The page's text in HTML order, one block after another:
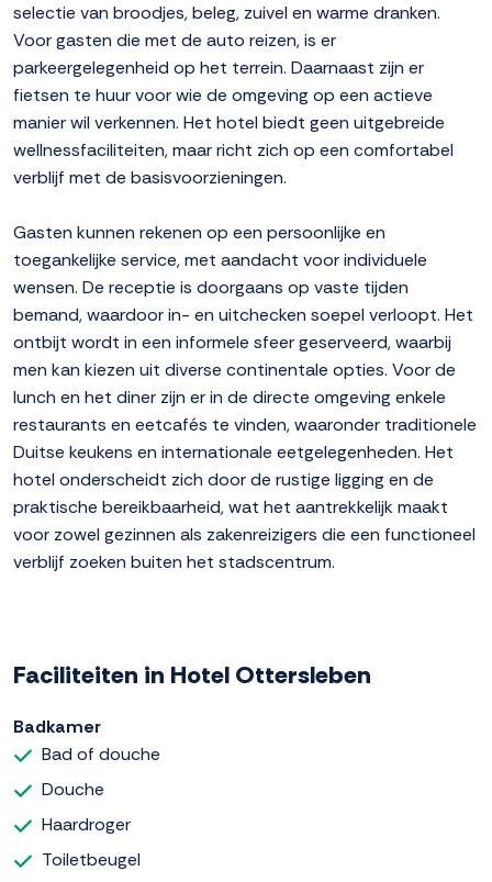
selectie van broodjes, beleg, zuivel en warme dranken.
Voor gasten die met de auto reizen, is er
parkeergelegenheid op het terrein. Daarnaast zijn er
fietsen te huur voor wie de omgeving op een actieve
manier wil verkennen. Het hotel biedt geen uitgebreide
wellnessfaciliteiten, maar richt zich op een comfortabel
verblijf met de basisvoorzieningen.
Gasten kunnen rekenen op een persoonlijke en
toegankelijke service, met aandacht voor individuele
wensen. De receptie is doorgaans op vaste tijden
bemand, waardoor in- en uitchecken soepel verloopt. Het
ontbijt wordt in een informele sfeer geserveerd, waarbij
men kan kiezen uit diverse continentale opties. Voor de
lunch en het diner zijn er in de directe omgeving enkele
restaurants en eetcafés te vinden, waaronder traditionele
Duitse keukens en internationale eetgelegenheden. Het
hotel onderscheidt zich door de rustige ligging en de
praktische bereikbaarheid, wat het aantrekkelijk maakt
voor zowel gezinnen als zakenreizigers die een functioneel
verblijf zoeken buiten het stadscentrum.
Faciliteiten in Hotel Ottersleben
Badkamer
Bad of douche
Douche
Haardroger
Toiletbeugel